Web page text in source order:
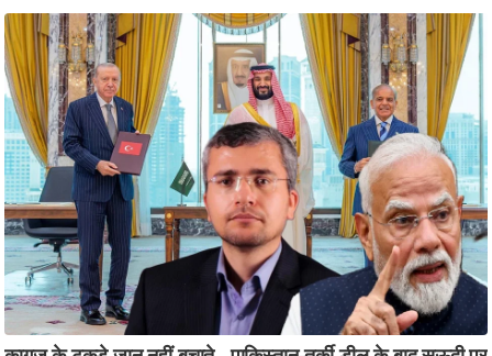
हि
मा
/
ध
र्म
स्थ
ल
व्र
त
त्यो
हा
र